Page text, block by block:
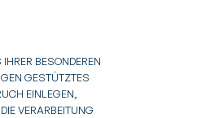
BESONDEREN
GESTÜTZTES
EINLEGEN,
VERARBEITUNG